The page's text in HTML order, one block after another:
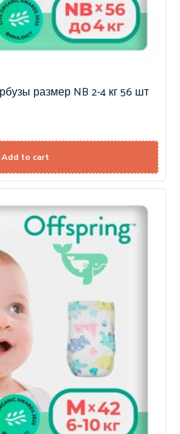
размер NB 2-4 кг 56 шт
Add to cart